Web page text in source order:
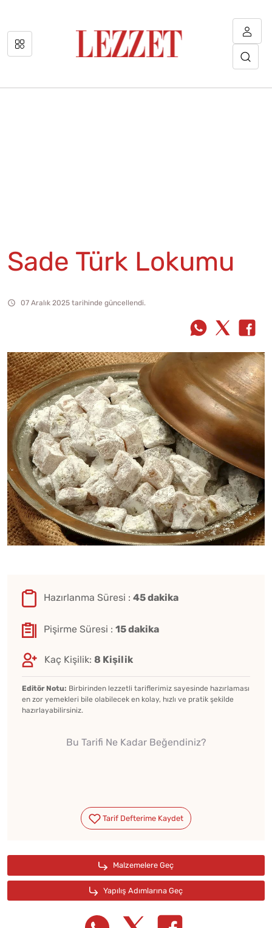
Sade Türk Lokumu
07 Aralık 2025 tarihinde güncellendi.
Hazırlanma Süresi : 45 dakika
Pişirme Süresi : 15 dakika
Kaç Kişilik: 8 Kişilik
Editör Notu: Birbirinden lezzetli tariflerimiz sayesinde hazırlaması
en zor yemekleri bile olabilecek en kolay, hızlı ve pratik şekilde
hazırlayabilirsiniz.
Bu Tarifi Ne Kadar Beğendiniz?